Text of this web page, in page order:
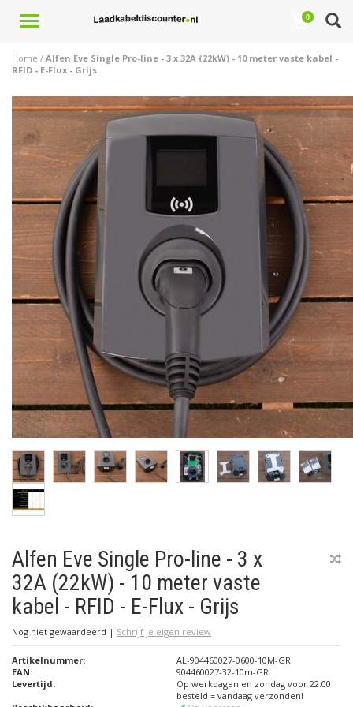
Toggle
0
Home / Alfen Eve Single Pro-line - 3 x 32A (22kW) - 10 meter vaste kabel -
RFID - E-Flux - Grijs
Alfen Eve Single Pro-line - 3 x
32A (22kW) - 10 meter vaste
kabel - RFID - E-Flux - Grijs
Nog niet gewaardeerd | Schrijf je eigen review
Artikelnummer:
AL-904460027-0600-10M-GR
EAN:
904460027-32-10m-GR
Levertijd:
Op werkdagen en zondag voor 22:00
besteld = vandaag verzonden!